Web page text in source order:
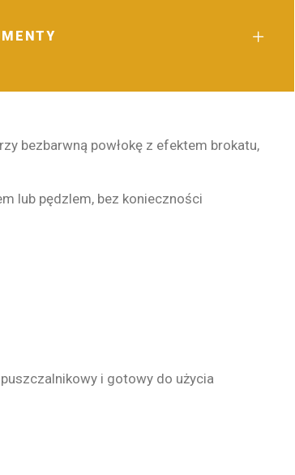
bezbarwną powłokę z efektem brokatu,
lub pędzlem, bez konieczności
i gotowy do użycia